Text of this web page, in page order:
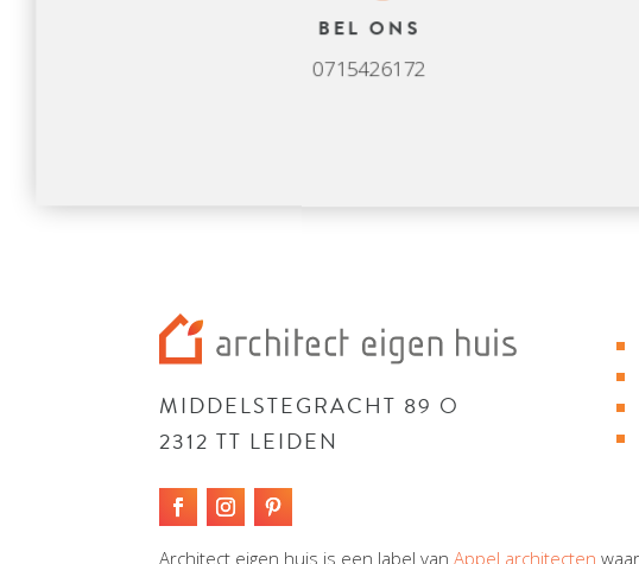
BEL ONS
0715426172
MIDDELSTEGRACHT 89 O
2312 TT LEIDEN
Architect eigen huis is een label vanAppel architecten